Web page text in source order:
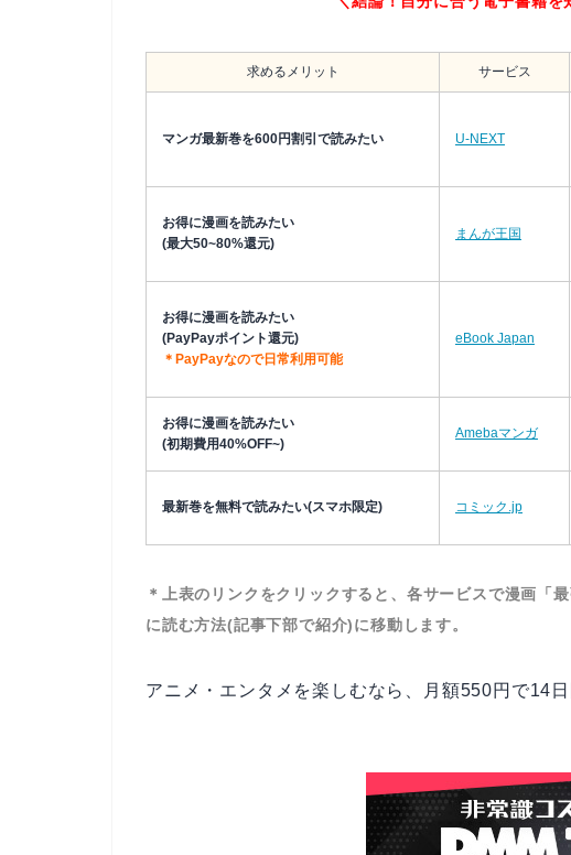
求めるメリット サービス
マンガ最新巻を600円割引で読みたい U-NEXT
お得に漫画を読みたい
(最大50~80%還元)
まんが王国
お得に漫画を読みたい
(PayPayポイント還元)
＊PayPayなので日常利用可能
eBook Japan
お得に漫画を読みたい
(初期費用40%OFF~)
Amebaマンガ
最新巻を無料で読みたい(スマホ限定) コミック.jp
＊上表のリンクをクリックすると、各サービスで漫画「
に読む方法(記事下部で紹介)に移動します。
アニメ・エンタメを楽しむなら、月額550円で14